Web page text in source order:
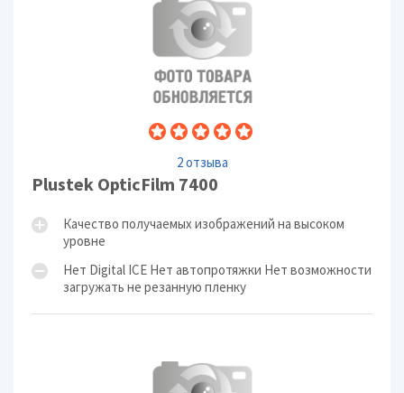
2 отзыва
Plustek OpticFilm 7400
Качество получаемых изображений на высоком
уровне
Нет Digital ICE Нет автопротяжки Нет возможности
загружать не резанную пленку